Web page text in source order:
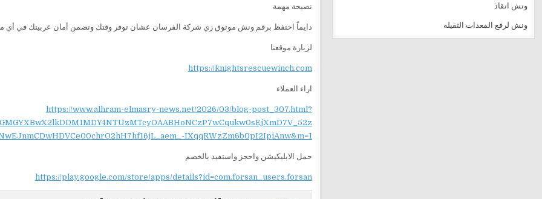
نصيحة مهمة
دايماً احتفظ برقم ونش موثوق زي شركة الفرسان عشان توفر وقتك وتضمن أمان عربيتك في أي
لزيارة موقعنا
https://knightsrescuewinch.com
اراء العملاء
https://www.alhram-elmasry-news.net/2026/03/blog-post_307.html?
IXqqRWzZm6b0pI2IpiAnw&m=1
حمل الابليكيشن واحجز واستفيد بالخصم
https://play.google.com/store/apps/details?id=com.forsan_users.forsan
ونش انقاذ
ونش لرفع المعدات الثقيله